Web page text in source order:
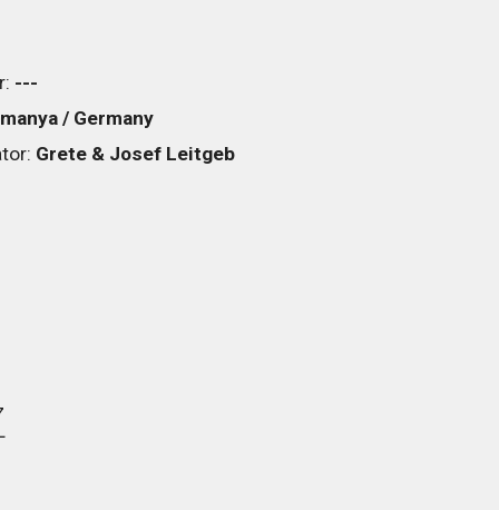
---
/ Germany
Grete & Josef Leitgeb